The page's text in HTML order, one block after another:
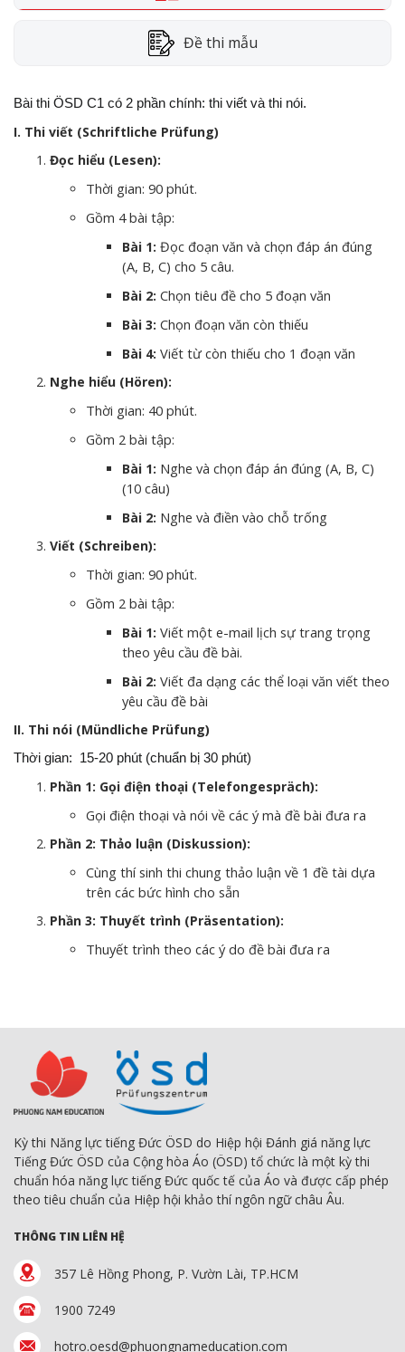
Đề thi mẫu
Bài thi ÖSD C1 có 2 phần chính: thi viết và thi nói.
I. Thi viết (Schriftliche Prüfung)
Đọc hiểu (Lesen):
Thời gian: 90 phút.
Gồm 4 bài tập:
Bài 1: Đọc đoạn văn và chọn đáp án đúng
(A, B, C) cho 5 câu.
Bài 2: Chọn tiêu đề cho 5 đoạn văn
Bài 3: Chọn đoạn văn còn thiếu
Bài 4: Viết từ còn thiếu cho 1 đoạn văn
Nghe hiểu (Hören):
Thời gian: 40 phút.
Gồm 2 bài tập:
Bài 1: Nghe và chọn đáp án đúng (A, B, C)
(10 câu)
Bài 2: Nghe và điền vào chỗ trống
Viết (Schreiben):
Thời gian: 90 phút.
Gồm 2 bài tập:
Bài 1: Viết một e-mail lịch sự trang trọng
theo yêu cầu đề bài.
Bài 2: Viết đa dạng các thể loại văn viết theo
yêu cầu đề bài
II. Thi nói (Mündliche Prüfung)
Thời gian: 15-20 phút (chuẩn bị 30 phút)
Phần 1: Gọi điện thoại (Telefongespräch):
Gọi điện thoại và nói về các ý mà đề bài đưa ra
Phần 2: Thảo luận (Diskussion):
Cùng thí sinh thi chung thảo luận về 1 đề tài dựa
trên các bức hình cho sẵn
Phần 3: Thuyết trình (Präsentation):
Thuyết trình theo các ý do đề bài đưa ra
Kỳ thi Năng lực tiếng Đức ÖSD do Hiệp hội Đánh giá năng lực
Tiếng Đức ÖSD của Cộng hòa Áo (ÖSD) tổ chức là một kỳ thi
chuẩn hóa năng lực tiếng Đức quốc tế của Áo và được cấp phép
theo tiêu chuẩn của Hiệp hội khảo thí ngôn ngữ châu Âu.
THÔNG TIN LIÊN HỆ
357 Lê Hồng Phong, P. Vườn Lài, TP.HCM
1900 7249
hotro.oesd@phuongnameducation.com